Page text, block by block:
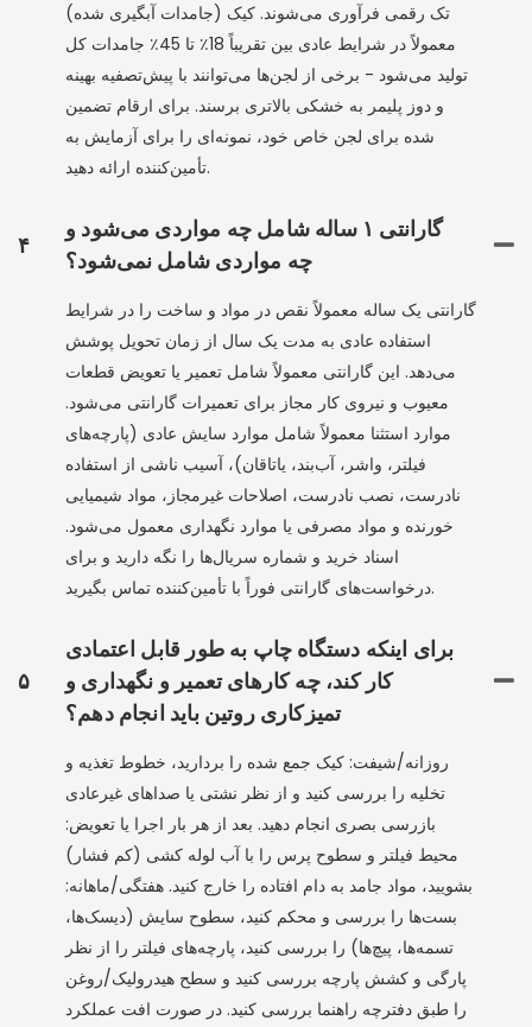
تک رقمی فرآوری می‌شوند. کیک (جامدات آبگیری شده)
معمولاً در شرایط عادی بین تقریباً 18٪ تا 45٪ جامدات کل
تولید می‌شود - برخی از لجن‌ها می‌توانند با پیش‌تصفیه بهینه
و دوز پلیمر به خشکی بالاتری برسند. برای ارقام تضمین
شده برای لجن خاص خود، نمونه‌ای را برای آزمایش به
تأمین‌کننده ارائه دهید.
۴
گارانتی ۱ ساله شامل چه مواردی می‌شود و
چه مواردی شامل نمی‌شود؟
گارانتی یک ساله معمولاً نقص در مواد و ساخت را در شرایط
استفاده عادی به مدت یک سال از زمان تحویل پوشش
می‌دهد. این گارانتی معمولاً شامل تعمیر یا تعویض قطعات
معیوب و نیروی کار مجاز برای تعمیرات گارانتی می‌شود.
موارد استثنا معمولاً شامل موارد سایش عادی (پارچه‌های
فیلتر، واشر، آب‌بند، یاتاقان)، آسیب ناشی از استفاده
نادرست، نصب نادرست، اصلاحات غیرمجاز، مواد شیمیایی
خورنده و مواد مصرفی یا موارد نگهداری معمول می‌شود.
اسناد خرید و شماره سریال‌ها را نگه دارید و برای
درخواست‌های گارانتی فوراً با تأمین‌کننده تماس بگیرید.
۵
برای اینکه دستگاه چاپ به طور قابل اعتمادی
کار کند، چه کارهای تعمیر و نگهداری و
تمیزکاری روتین باید انجام دهم؟
روزانه/شیفت: کیک جمع شده را بردارید، خطوط تغذیه و
تخلیه را بررسی کنید و از نظر نشتی یا صداهای غیرعادی
بازرسی بصری انجام دهید. بعد از هر بار اجرا یا تعویض:
محیط فیلتر و سطوح پرس را با آب لوله کشی (کم فشار)
بشویید، مواد جامد به دام افتاده را خارج کنید. هفتگی/ماهانه:
بست‌ها را بررسی و محکم کنید، سطوح سایش (دیسک‌ها،
تسمه‌ها، پیچ‌ها) را بررسی کنید، پارچه‌های فیلتر را از نظر
پارگی و کشش پارچه بررسی کنید و سطح هیدرولیک/روغن
را طبق دفترچه راهنما بررسی کنید. در صورت افت عملکرد